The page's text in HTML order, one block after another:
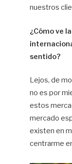
nuestros
¿Cómo ve
sentido?
Lejos, de
no es por
estos
mercado
existen en
centrarme